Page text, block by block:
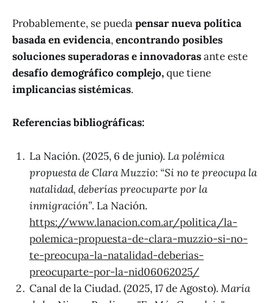
Probablemente, se puedapensar nueva política
basada en evidencia,encontrando posibles
soluciones superadoras e innovadorasante este
desafío demográfico complejo,que tiene
implicancias sistémicas.
Referencias bibliográficas:
La Nación. (2025, 6 de junio). La polémica
propuesta de Clara Muzzio: “Si no te preocupa la
natalidad, deberías preocuparte por la
inmigración”. La Nación.
https://www.lanacion.com.ar/politica/la-
polemica-propuesta-de-clara-muzzio-si-no-
te-preocupa-la-natalidad-deberias-
preocuparte-por-la-nid06062025/
Canal de la Ciudad. (2025, 17 de Agosto). María